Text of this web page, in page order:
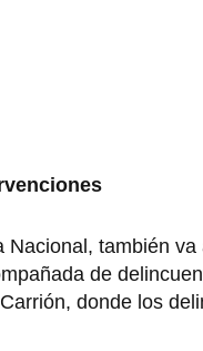
Nacional, también
de
donde los